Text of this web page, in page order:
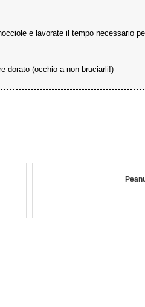
e lavorate il tempo necessario
dorato (occhio a non bruciarli!)